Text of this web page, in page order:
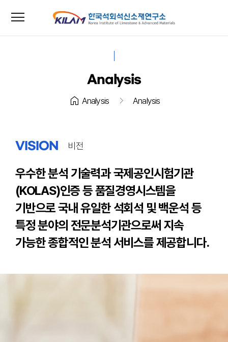
menu
Analysis
home Analysis chevron_right Analysis
VISION 비전
우수한 분석 기술력과 국제공인시험기관
(KOLAS)인증 등품질경영시스템을
기반으로 국내 유일한 석회석 및 백운석 등
특정 분야의 전문분석기관으로써 지속
가능한 종합적인 분석 서비스를 제공합니다.